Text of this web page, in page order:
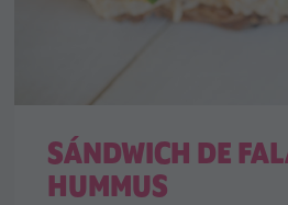
SÁNDWICH DE
HUMMUS